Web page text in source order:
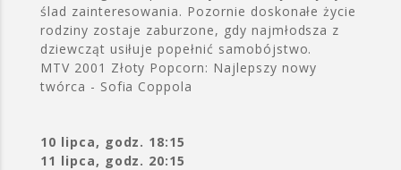
ślad zainteresowania. Pozornie doskonałe życie
rodziny zostaje zaburzone, gdy najmłodsza z
dziewcząt usiłuje popełnić samobójstwo.
MTV 2001 Złoty Popcorn: Najlepszy nowy
twórca - Sofia Coppola
10 lipca, godz. 18:15
11 lipca, godz. 20:15